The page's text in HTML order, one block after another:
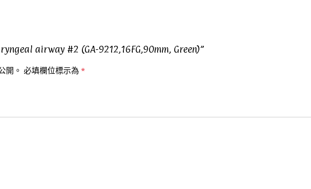
airway #2 (GA-9212,16FG,90mm, Green)”
開。 必填欄位標示為 *